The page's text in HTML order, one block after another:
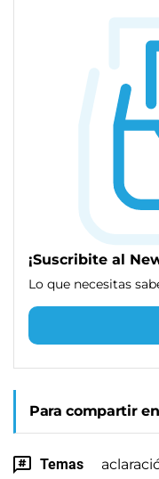
¡Suscribite al
Lo que necesitas
Para compartir
Temas